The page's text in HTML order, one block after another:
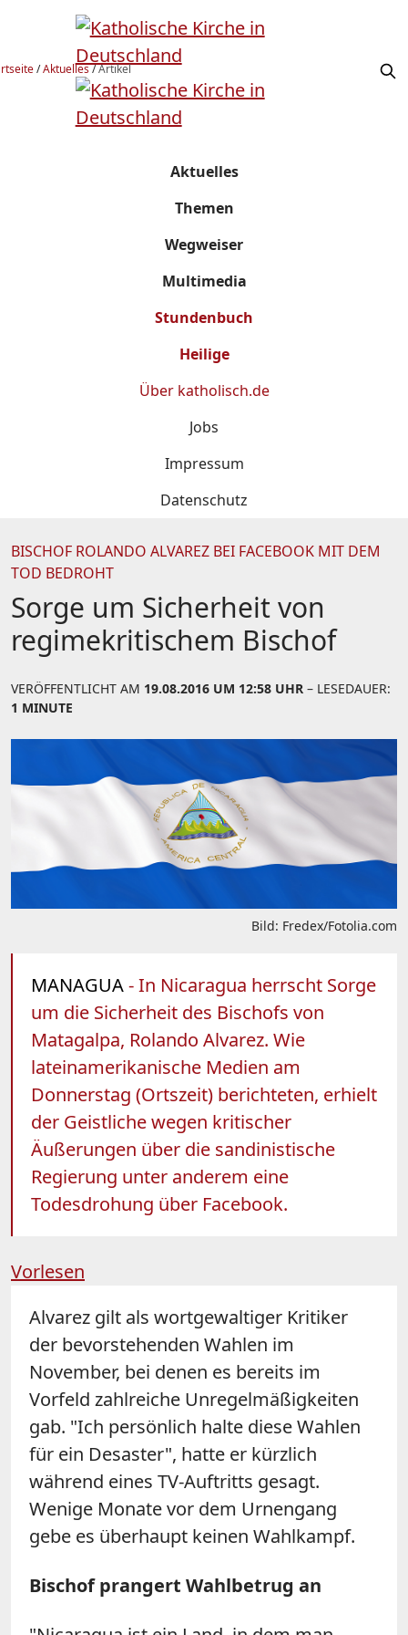
/Aktuelles/Artikel
Aktuelles
Themen
Wegweiser
Multimedia
Stundenbuch
Heilige
Über katholisch.de
Jobs
Impressum
Datenschutz
BISCHOF ROLANDO ALVAREZ BEI FACEBOOK MIT DEM
TOD BEDROHT
Sorge um Sicherheit von
regimekritischem Bischof
VERÖFFENTLICHT AM 19.08.2016 UM 12:58 UHR – LESEDAUER:
1 MINUTE
Bild: Fredex/Fotolia.com
MANAGUA- In Nicaragua herrscht Sorge
um die Sicherheit des Bischofs von
Matagalpa, Rolando Alvarez. Wie
lateinamerikanische Medien am
Donnerstag (Ortszeit) berichteten, erhielt
der Geistliche wegen kritischer
Äußerungen über die sandinistische
Regierung unter anderem eine
Todesdrohung über Facebook.
Vorlesen
Alvarez gilt als wortgewaltiger Kritiker
der bevorstehenden Wahlen im
November, bei denen es bereits im
Vorfeld zahlreiche Unregelmäßigkeiten
gab. "Ich persönlich halte diese Wahlen
für ein Desaster", hatte er kürzlich
während eines TV-Auftritts gesagt.
Wenige Monate vor dem Urnengang
gebe es überhaupt keinen Wahlkampf.
Bischof prangert Wahlbetrug an